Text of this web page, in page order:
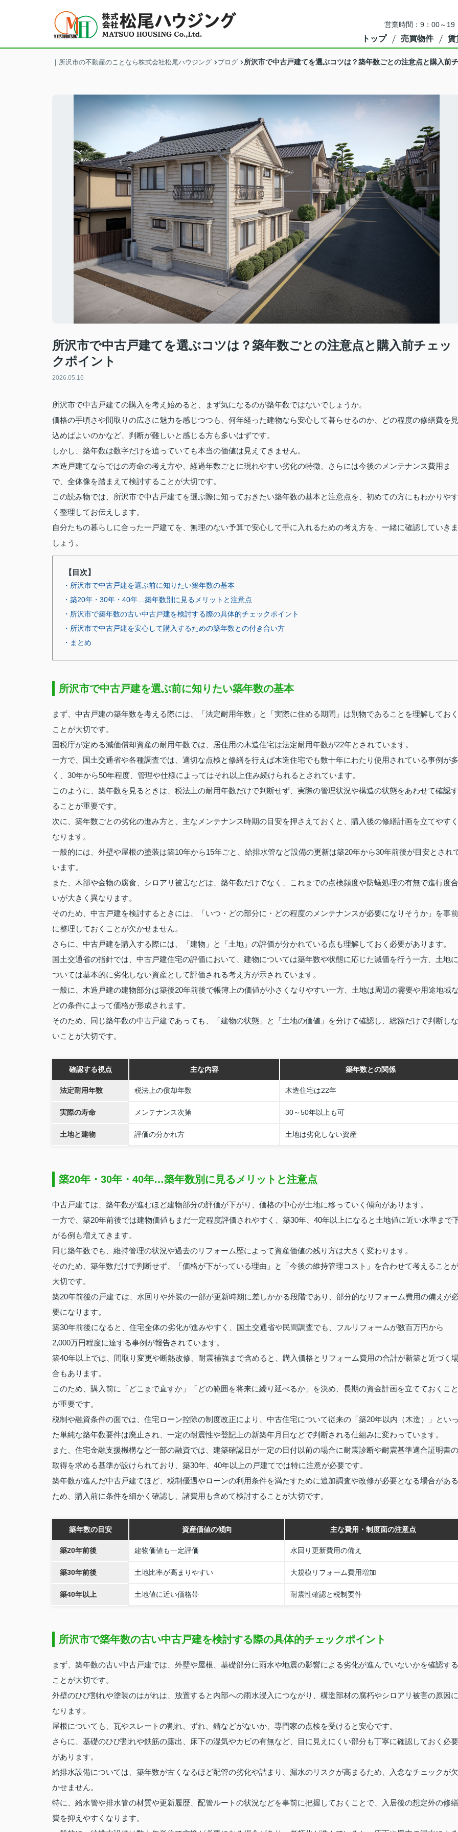
営業時間：9：00～
トップ 売買物件 賃
｜所沢市の不動産のことなら株式会社松尾ハウジング ブログ 所沢市で中古戸建てを選ぶコツは？築年数ごとの注意点と購入前
所沢市で中古戸建てを選ぶコツは？築年数ごとの注意点と購入前チェッ
クポイント
2026.05.16
所沢市で中古戸建ての購入を考え始めると、まず気になるのが築年数ではないでしょうか。
価格の手頃さや間取りの広さに魅力を感じつつも、何年経った建物なら安心して暮らせるのか、どの程度の修繕費を見
込めばよいのかなど、判断が難しいと感じる方も多いはずです。
しかし、築年数は数字だけを追っていても本当の価値は見えてきません。
木造戸建てならではの寿命の考え方や、経過年数ごとに現れやすい劣化の特徴、さらには今後のメンテナンス費用ま
で、全体像を踏まえて検討することが大切です。
この読み物では、所沢市で中古戸建てを選ぶ際に知っておきたい築年数の基本と注意点を、初めての方にもわかりやす
く整理してお伝えします。
自分たちの暮らしに合った一戸建てを、無理のない予算で安心して手に入れるための考え方を、一緒に確認していきま
しょう。
【目次】
・所沢市で中古戸建を選ぶ前に知りたい築年数の基本
・築20年・30年・40年…築年数別に見るメリットと注意点
・所沢市で築年数の古い中古戸建を検討する際の具体的チェックポイント
・所沢市で中古戸建を安心して購入するための築年数との付き合い方
・まとめ
所沢市で中古戸建を選ぶ前に知りたい築年数の基本
まず、中古戸建の築年数を考える際には、「法定耐用年数」と「実際に住める期間」は別物であることを理解しておく
ことが大切です。
国税庁が定める減価償却資産の耐用年数では、居住用の木造住宅は法定耐用年数が22年とされています。
一方で、国土交通省や各種調査では、適切な点検と修繕を行えば木造住宅でも数十年にわたり使用されている事例が多
く、30年から50年程度、管理や仕様によってはそれ以上住み続けられるとされています。
このように、築年数を見るときは、税法上の耐用年数だけで判断せず、実際の管理状況や構造の状態をあわせて確認す
ることが重要です。
次に、築年数ごとの劣化の進み方と、主なメンテナンス時期の目安を押さえておくと、購入後の修繕計画を立てやすく
なります。
一般的には、外壁や屋根の塗装は築10年から15年ごと、給排水管など設備の更新は築20年から30年前後が目安とされ
います。
また、木部や金物の腐食、シロアリ被害などは、築年数だけでなく、これまでの点検頻度や防蟻処理の有無で進行度合
いが大きく異なります。
そのため、中古戸建を検討するときには、「いつ・どの部分に・どの程度のメンテナンスが必要になりそうか」を事前
に整理しておくことが欠かせません。
さらに、中古戸建を購入する際には、「建物」と「土地」の評価が分かれている点も理解しておく必要があります。
国土交通省の指針では、中古戸建住宅の評価において、建物については築年数や状態に応じた減価を行う一方、土地に
ついては基本的に劣化しない資産として評価される考え方が示されています。
一般に、木造戸建の建物部分は築後20年前後で帳簿上の価値が小さくなりやすい一方、土地は周辺の需要や用途地域
どの条件によって価格が形成されます。
そのため、同じ築年数の中古戸建であっても、「建物の状態」と「土地の価値」を分けて確認し、総額だけで判断しな
いことが大切です。
確認する視点 主な内容 築年数との関係
法定耐用年数 税法上の償却年数 木造住宅は22年
実際の寿命 メンテナンス次第 30～50年以上も可
土地と建物 評価の分かれ方 土地は劣化しない資産
築20年・30年・40年…築年数別に見るメリットと注意点
中古戸建ては、築年数が進むほど建物部分の評価が下がり、価格の中心が土地に移っていく傾向があります。
一方で、築20年前後では建物価値もまだ一定程度評価されやすく、築30年、40年以上になると土地値に近い水準まで
がる例も増えてきます。
同じ築年数でも、維持管理の状況や過去のリフォーム歴によって資産価値の残り方は大きく変わります。
そのため、築年数だけで判断せず、「価格が下がっている理由」と「今後の維持管理コスト」を合わせて考えることが
大切です。
築20年前後の戸建ては、水回りや外装の一部が更新時期に差しかかる段階であり、部分的なリフォーム費用の備えが
要になります。
築30年前後になると、住宅全体の劣化が進みやすく、国土交通省や民間調査でも、フルリフォームが数百万円から
2,000万円程度に達する事例が報告されています。
築40年以上では、間取り変更や断熱改修、耐震補強まで含めると、購入価格とリフォーム費用の合計が新築と近づく
合もあります。
このため、購入前に「どこまで直すか」「どの範囲を将来に繰り延べるか」を決め、長期の資金計画を立てておくこと
が重要です。
税制や融資条件の面では、住宅ローン控除の制度改正により、中古住宅について従来の「築20年以内（木造）」とい
た単純な築年数要件は廃止され、一定の耐震性や登記上の新築年月日などで判断される仕組みに変わっています。
また、住宅金融支援機構など一部の融資では、建築確認日が一定の日付以前の場合に耐震診断や耐震基準適合証明書の
取得を求める基準が設けられており、築30年、40年以上の戸建てでは特に注意が必要です。
築年数が進んだ中古戸建てほど、税制優遇やローンの利用条件を満たすために追加調査や改修が必要となる場合がある
ため、購入前に条件を細かく確認し、諸費用も含めて検討することが大切です。
築年数の目安 資産価値の傾向 主な費用・制度面の注意点
築20年前後 建物価値も一定評価 水回り更新費用の備え
築30年前後 土地比率が高まりやすい 大規模リフォーム費用増加
築40年以上 土地値に近い価格帯 耐震性確認と税制要件
所沢市で築年数の古い中古戸建を検討する際の具体的チェックポイント
まず、築年数の古い中古戸建では、外壁や屋根、基礎部分に雨水や地震の影響による劣化が進んでいないかを確認する
ことが大切です。
外壁のひび割れや塗装のはがれは、放置すると内部への雨水浸入につながり、構造部材の腐朽やシロアリ被害の原因に
なります。
屋根についても、瓦やスレートの割れ、ずれ、錆などがないか、専門家の点検を受けると安心です。
さらに、基礎のひび割れや鉄筋の露出、床下の湿気やカビの有無など、目に見えにくい部分も丁寧に確認しておく必要
があります。
給排水設備については、築年数が古くなるほど配管の劣化や詰まり、漏水のリスクが高まるため、入念なチェックが欠
かせません。
特に、給水管や排水管の材質や更新履歴、配管ルートの状況などを事前に把握しておくことで、入居後の想定外の修繕
費を抑えやすくなります。